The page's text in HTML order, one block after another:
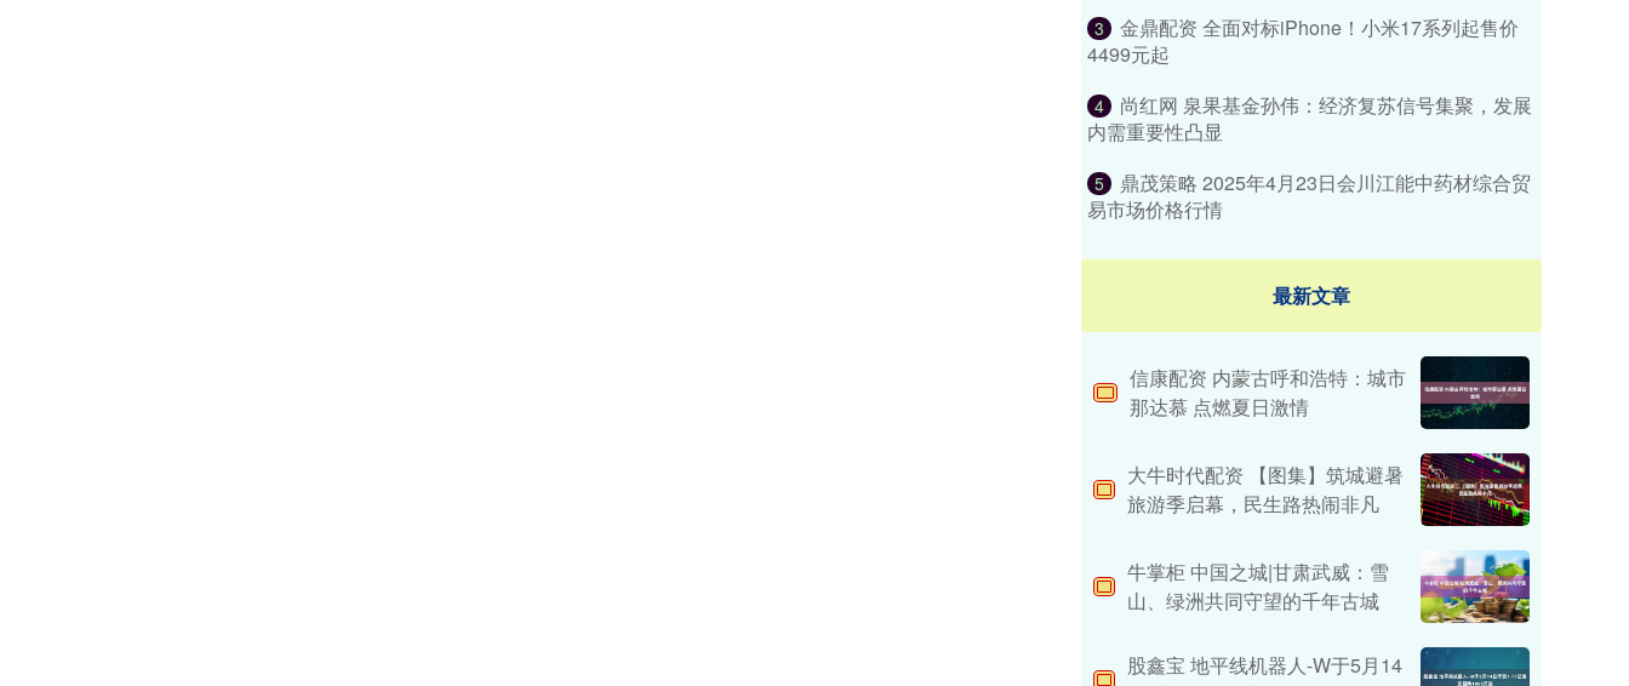
3
金鼎配资 ​​全面对标iPhone！小米17系列起售价
4499元起
4
尚红网 泉果基金孙伟：经济复苏信号集聚，发展
内需重要性凸显
5
鼎茂策略 2025年4月23日会川江能中药材综合贸
易市场价格行情
最新文章
信康配资 内蒙古呼和浩特：城市
那达慕 点燃夏日激情
大牛时代配资 ​【图集】筑城避暑
旅游季启幕，民生路热闹非凡
牛掌柜 中国之城|甘肃武威：雪
山、绿洲共同守望的千年古城
股鑫宝 地平线机器人-W于5月14